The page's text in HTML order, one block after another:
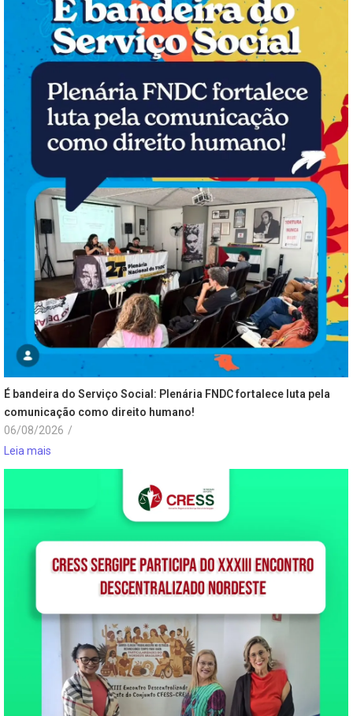
É bandeira do Serviço Social: Plenária FNDC fortalece luta pela
comunicação como direito humano!
06/08/2026 /
Leia mais